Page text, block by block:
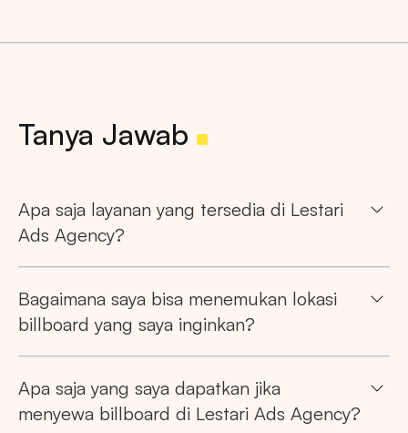
Tips: Pilih Semua Provinsi
semua titik iklan kami
DKI JAKARTA BALI SUMATERA UTARA
JAWA TENGAH RIAU JAWA BARAT
Tanya Jawab
Apa saja layanan yang tersedia di Lestari
Ads Agency?
Bagaimana saya bisa menemukan lokasi
billboard yang saya inginkan?
Apa saja yang saya dapatkan jika
menyewa billboard di Lestari Ads Agency?